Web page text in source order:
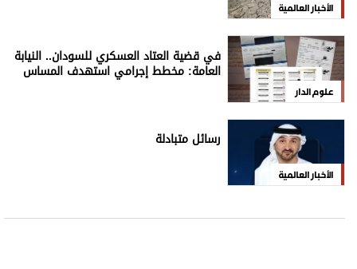
الأخبار العالمية
علوم الدار
في قضية العتاد العسكري للسودان.. النيابة
العامة: مخطط إجرامي استهدف المساس
الأخبار العالمية
رسائل متبادلة